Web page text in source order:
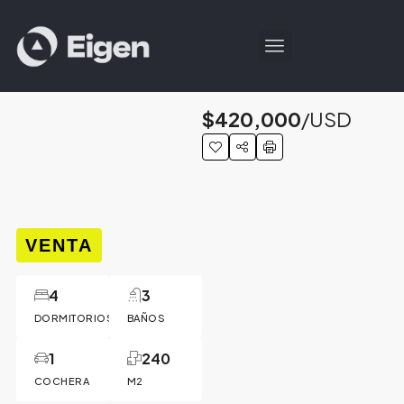
VENTA
DORMITORIOS
4
BAÑOS
3
COCHERA
1
M2
240
$420,000/USD